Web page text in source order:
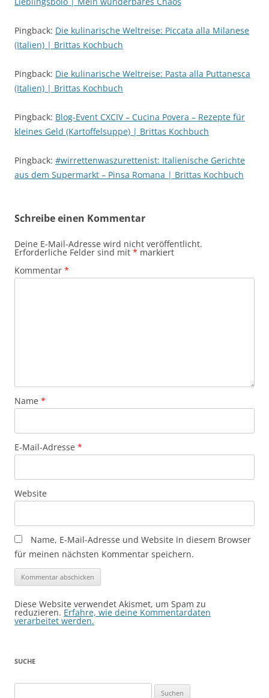
Pingback: Die kulinarische Weltreise: Piccata alla Milanese
(Italien) | Brittas Kochbuch
Pingback: Die kulinarische Weltreise: Pasta alla Puttanesca
(Italien) | Brittas Kochbuch
Pingback: Blog-Event CXCIV – Cucina Povera – Rezepte für
kleines Geld (Kartoffelsuppe) | Brittas Kochbuch
Pingback: #wirrettenwaszurettenist: Italienische Gerichte
aus dem Supermarkt – Pinsa Romana | Brittas Kochbuch
Schreibe einen Kommentar
Deine E-Mail-Adresse wird nicht veröffentlicht.
Erforderliche Felder sind mit * markiert
Kommentar *
Name *
E-Mail-Adresse *
Website
Name, E-Mail-Adresse und Website in diesem Browser
für meinen nächsten Kommentar speichern.
Diese Website verwendet Akismet, um Spam zu
reduzieren. Erfahre, wie deine Kommentardaten
verarbeitet werden.
SUCHE